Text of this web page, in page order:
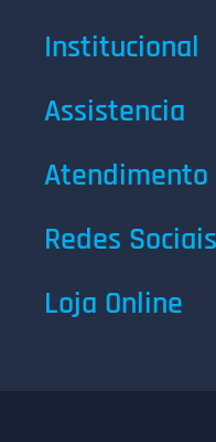
Institucional
Assistencia
Atendimento
Redes Sociais
Loja Online